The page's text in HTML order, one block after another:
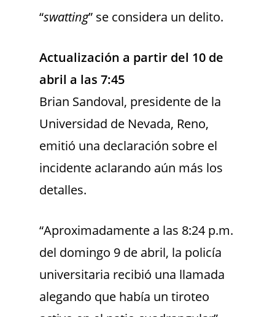
“swatting” se considera un delito.
Actualización a partir del 10 de
abril a las 7:45
Brian Sandoval, presidente de la
Universidad de Nevada, Reno,
emitió una declaración sobre el
incidente aclarando aún más los
detalles.
“Aproximadamente a las 8:24 p.m.
del domingo 9 de abril, la policía
universitaria recibió una llamada
alegando que había un tiroteo